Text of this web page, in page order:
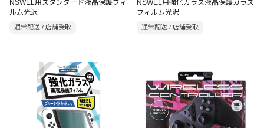
NSWEL用スタンダード液晶保護フィ
ルム光沢
通常配送 / 店舗受取
NSWEL用強化ガラス液晶保護ガラス
フィルム光沢
通常配送 / 店舗受取